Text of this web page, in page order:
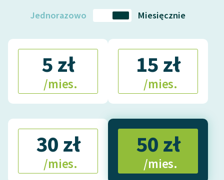
Kolekcje edukacyjne
twórców przechodzących
do domeny publicznej,
lektur szkolnych oraz
Starego Testamentu
Szkoła Poezji Wolnych
Jednorazowo Miesięcznie
5 zł
/mies.
15 zł
/mies.
30 zł
/mies.
50 zł
/mies.